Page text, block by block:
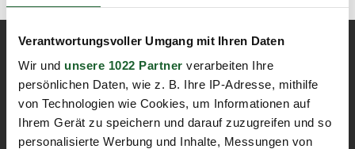
Verantwortungsvoller Umgang mit Ihren Daten
Wir und unsere 1022 Partner verarbeiten Ihre
persönlichen Daten, wie z. B. Ihre IP-Adresse, mithilfe
von Technologien wie Cookies, um Informationen auf
Ihrem Gerät zu speichern und darauf zuzugreifen und so
personalisierte Werbung und Inhalte, Messungen von
Kontakt
bbw Weiterbildung
Allee der Kosmonauten 33b
12681 Berlin